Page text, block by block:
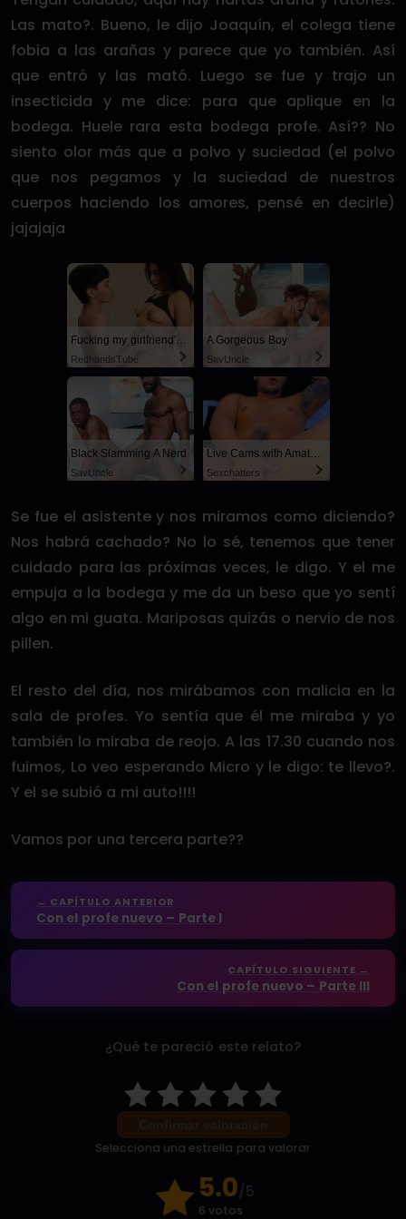
Las mato?. Bueno, le dijo Joaquín, el colega tiene
fobia a las arañas y parece que yo también. Así
que entró y las mató. Luego se fue y trajo un
insecticida y me dice: para que aplique en la
bodega. Huele rara esta bodega profe. Así?? No
siento olor más que a polvo y suciedad (el polvo
que nos pegamos y la suciedad de nuestros
cuerpos haciendo los amores, pensé en decirle)
jajajaja
Fucking my girlfriend's hot mommy by mistake
RedhandsTube
A Gorgeous Boy
SayUncle
Black Slamming A Nerd
SayUncle
Live Cams with Amateur Men
Sexchatters
Se fue el asistente y nos miramos como diciendo?
Nos habrá cachado? No lo sé, tenemos que tener
cuidado para las próximas veces, le digo. Y el me
empuja a la bodega y me da un beso que yo sentí
algo en mi guata. Mariposas quizás o nervio de nos
pillen.
El resto del día, nos mirábamos con malicia en la
sala de profes. Yo sentía que él me miraba y yo
también lo miraba de reojo. A las 17.30 cuando nos
fuimos, Lo veo esperando Micro y le digo: te llevo?.
Y el se subió a mi auto!!!!
Vamos por una tercera parte??
← CAPÍTULO ANTERIOR
Con el profe nuevo – Parte I
CAPÍTULO SIGUIENTE →
Con el profe nuevo – Parte III
¿Qué te pareció este relato?
Selecciona una estrella para valorar
5.0/5
6 votos